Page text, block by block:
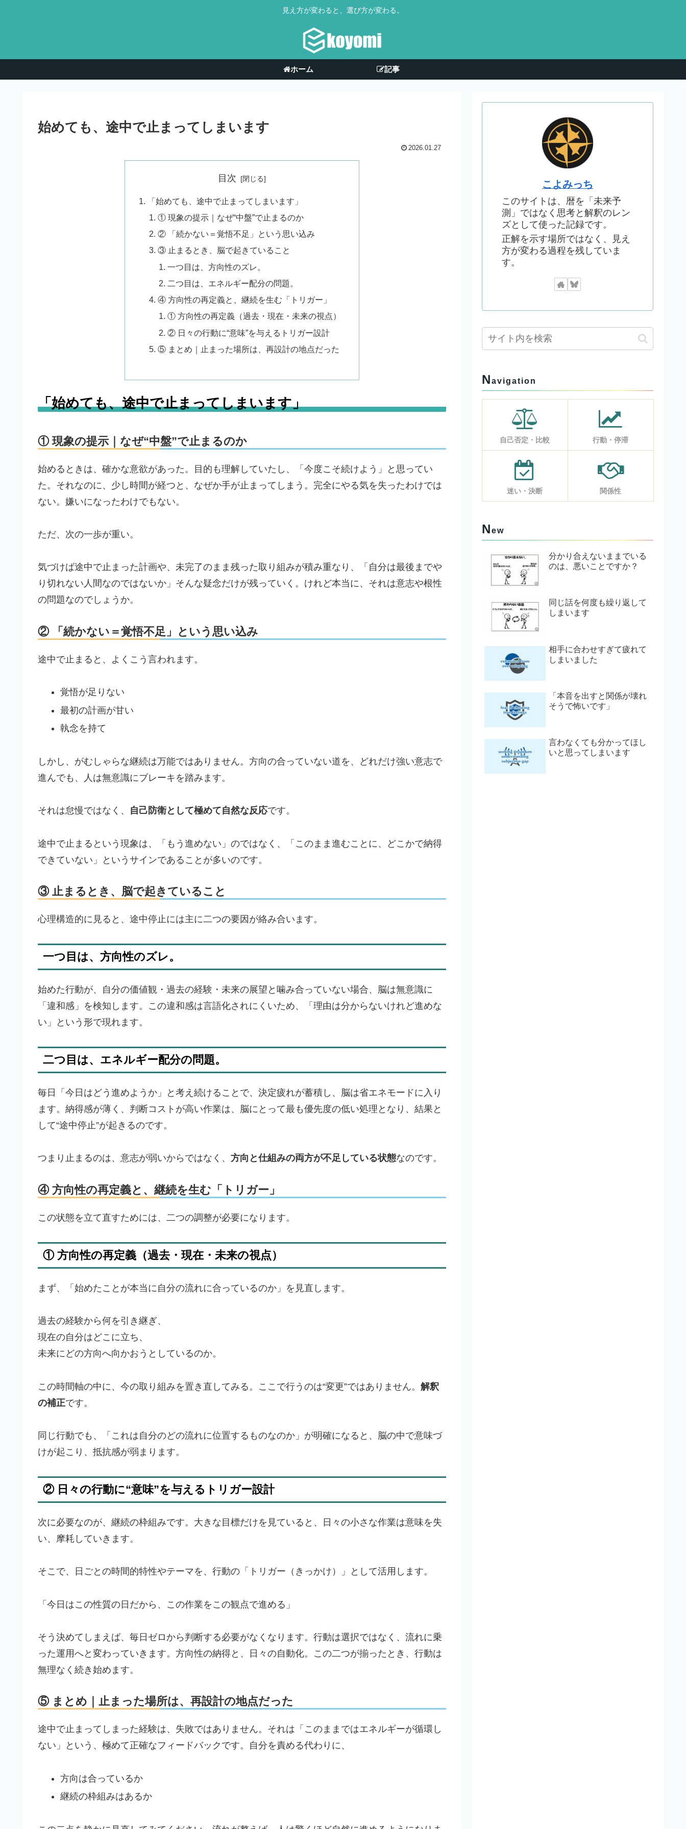
見え方が変わると、選び方が変わる。
ホーム 記事
始めても、途中で止まってしまいます
2026.01.27
目次
「始めても、途中で止まってしまいます」
① 現象の提示｜なぜ“中盤”で止まるのか
② 「続かない＝覚悟不足」という思い込み
③ 止まるとき、脳で起きていること
一つ目は、方向性のズレ。
二つ目は、エネルギー配分の問題。
④ 方向性の再定義と、継続を生む「トリガー」
① 方向性の再定義（過去・現在・未来の視点）
② 日々の行動に“意味”を与えるトリガー設計
⑤ まとめ｜止まった場所は、再設計の地点だった
「始めても、途中で止まってしまいます」
① 現象の提示｜なぜ“中盤”で止まるのか
始めるときは、確かな意欲があった。目的も理解していたし、「今度こそ続けよう」と思ってい
た。それなのに、少し時間が経つと、なぜか手が止まってしまう。完全にやる気を失ったわけでは
ない。嫌いになったわけでもない。
ただ、次の一歩が重い。
気づけば途中で止まった計画や、未完了のまま残った取り組みが積み重なり、「自分は最後までや
り切れない人間なのではないか」そんな疑念だけが残っていく。けれど本当に、それは意志や根性
の問題なのでしょうか。
② 「続かない＝覚悟不足」という思い込み
途中で止まると、よくこう言われます。
覚悟が足りない
最初の計画が甘い
執念を持て
しかし、がむしゃらな継続は万能ではありません。方向の合っていない道を、どれだけ強い意志で
進んでも、人は無意識にブレーキを踏みます。
それは怠慢ではなく、 自己防衛として極めて自然な反応です。
途中で止まるという現象は、「もう進めない」のではなく、「このまま進むことに、どこかで納得
できていない」というサインであることが多いのです。
③ 止まるとき、脳で起きていること
心理構造的に見ると、途中停止には主に二つの要因が絡み合います。
一つ目は、方向性のズレ。
始めた行動が、自分の価値観・過去の経験・未来の展望と噛み合っていない場合、脳は無意識に
「違和感」を検知します。この違和感は言語化されにくいため、「理由は分からないけれど進めな
い」という形で現れます。
二つ目は、エネルギー配分の問題。
毎日「今日はどう進めようか」と考え続けることで、決定疲れが蓄積し、脳は省エネモードに入り
ます。納得感が薄く、判断コストが高い作業は、脳にとって最も優先度の低い処理となり、結果と
して“途中停止”が起きるのです。
つまり止まるのは、意志が弱いからではなく、 方向と仕組みの両方が不足している状態なのです。
④ 方向性の再定義と、継続を生む「トリガー」
この状態を立て直すためには、二つの調整が必要になります。
① 方向性の再定義（過去・現在・未来の視点）
まず、「始めたことが本当に自分の流れに合っているのか」を見直します。
過去の経験から何を引き継ぎ、
現在の自分はどこに立ち、
未来にどの方向へ向かおうとしているのか。
この時間軸の中に、今の取り組みを置き直してみる。ここで行うのは“変更”ではありません。 解釈
の補正です。
同じ行動でも、「これは自分のどの流れに位置するものなのか」が明確になると、脳の中で意味づ
けが起こり、抵抗感が弱まります。
② 日々の行動に“意味”を与えるトリガー設計
次に必要なのが、継続の枠組みです。大きな目標だけを見ていると、日々の小さな作業は意味を失
い、摩耗していきます。
そこで、日ごとの時間的特性やテーマを、行動の「トリガー（きっかけ）」として活用します。
「今日はこの性質の日だから、この作業をこの観点で進める」
そう決めてしまえば、毎日ゼロから判断する必要がなくなります。行動は選択ではなく、流れに乗
った運用へと変わっていきます。方向性の納得と、日々の自動化。この二つが揃ったとき、行動は
無理なく続き始めます。
⑤ まとめ｜止まった場所は、再設計の地点だった
途中で止まってしまった経験は、失敗ではありません。それは「このままではエネルギーが循環し
ない」という、極めて正確なフィードバックです。自分を責める代わりに、
方向は合っているか
継続の枠組みはあるか
こよみっち
このサイトは、暦を「未来予
測」ではなく思考と解釈のレン
ズとして使った記録です。
正解を示す場所ではなく、見え
方が変わる過程を残していま
す。
Navigation
自己否定・比較 行動・停滞
迷い・決断 関係性
New
分かり合えないままでいる
のは、悪いことですか？
同じ話を何度も繰り返して
しまいます
相手に合わせすぎて疲れて
しまいました
「本音を出すと関係が壊れ
そうで怖いです」
言わなくても分かってほし
いと思ってしまいます